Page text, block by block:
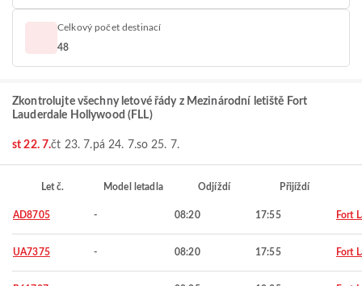
Celkový počet destinací
48
Zkontrolujte všechny letové řády z Mezinárodní letiště Fort
Lauderdale Hollywood (FLL)
st 22. 7.čt 23. 7.pá 24. 7.so 25. 7.
Let č. Model letadla Odjíždí Přijíždí
AD8705 - 08:20 17:55 Fort
UA7375 - 08:20 17:55 Fort